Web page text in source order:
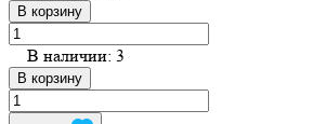
В корзину
В наличии: 3
В корзину